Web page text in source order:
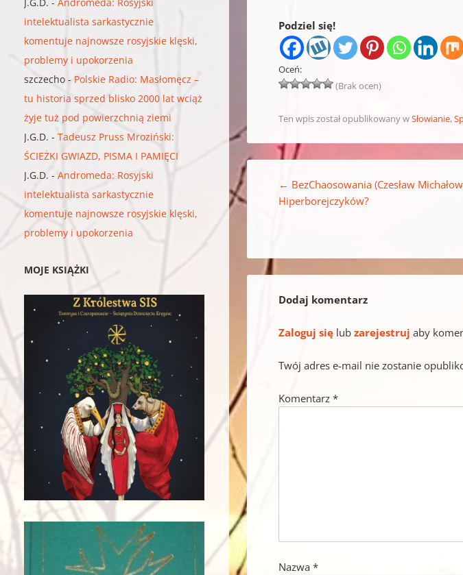
Podziel się!
Oceń:
(Brak ocen)
Ten wpis został opublikowany wSłowianie,
← BezChaosowania (Czesław
Hiperborejczyków?
Dodaj komentarz
Zaloguj się lubzarejestruj aby
Twój adres e-mail nie zostanie
Komentarz*
Nazwa*
intelektualista sarkastycznie
komentuje najnowsze rosyjskie klęski,
problemy i upokorzenia
szczecho - Polskie Radio: Masłomęcz –
tu historia sprzed blisko 2000 lat wciąż
żyje tuż pod powierzchnią ziemi
J.G.D. -Tadeusz Pruss Mroziński:
ŚCIEŻKI GWIAZD, PISMA I PAMIĘCI
J.G.D. -Andromeda: Rosyjski
intelektualista sarkastycznie
komentuje najnowsze rosyjskie klęski,
problemy i upokorzenia
MOJE KSIĄŻKI